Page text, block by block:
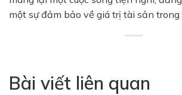
một sự đảm bảo về giá trị tài sản trong
Bài viết liên quan